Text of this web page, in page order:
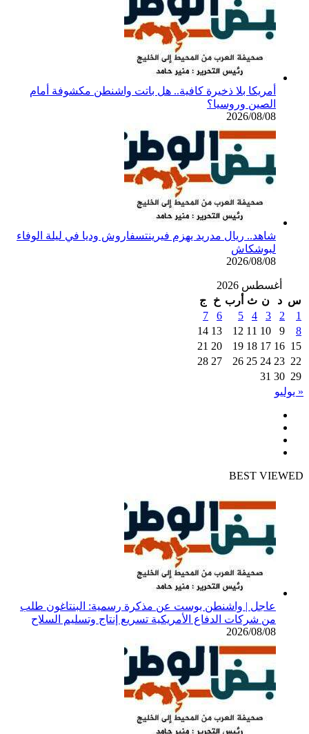
أمريكا بلا ذخيرة كافية.. هل باتت واشنطن مكشوفة أمام
الصين وروسيا؟
2026/08/08
شاهد.. ريال مدريد يهزم فيرينتسفاروش وديا في ليلة الوفاء
لبوشكاش
2026/08/08
أغسطس 2026
د ن ث أرب خ
ج
2
3
4
5
7
9
10
11
12
13
14
16
17
18
19
20
21
23
24
25
26
27
28
30
31
فيسبوك
تويتر
يوتيوب
انستقرام
BEST
عاجل | واشنطن بوست عن مذكرة رسمية: البنتاغون طلب
من شركات الدفاع الأمريكية تسريع إنتاج وتسليم السلاح
2026/08/08